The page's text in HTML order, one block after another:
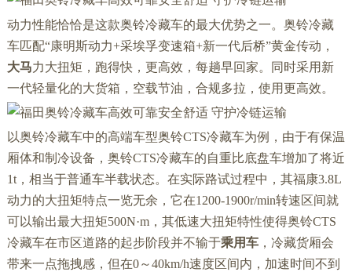
动力性能恰恰是这款奥铃冷藏车的最大优势之一。奥铃冷藏
车匹配“康明斯动力+采埃孚变速箱+新一代后桥”黄金传动，
大马力大扭矩，跑得快，更高效，每趟早回家。同时采用新
一代轻量化的大货箱，空载节油，合规多拉，使用更高效。
以奥铃冷藏车中的高端车型奥铃CTS冷藏车为例，由于有保温
厢体和制冷设备，奥铃CTS冷藏车的自重比底盘车增加了将近
1t，相当于普通车半载状态。在实际路试过程中，其福康3.8L
动力的大扭矩特点一览无余，它在1200-1900r/min转速区间就
可以输出最大扭矩500N·m，其低速大扭矩特性使得奥铃CTS
冷藏车在市区道路的起步阶段并不输于乘用车，冷藏货厢会
带来一点拖拽感，但在0～40km/h速度区间内，加速时间不到